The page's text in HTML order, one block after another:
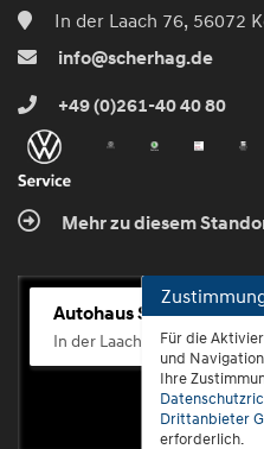
In der Laach 76, 56072
info@scherhag.de
+49 (0)261-40 40 80
Mehr zu diesem
Autohaus Scherhag
In der Laach 76, 56072
Für die
und
Ihre
Drittanbieter
erforderlich.